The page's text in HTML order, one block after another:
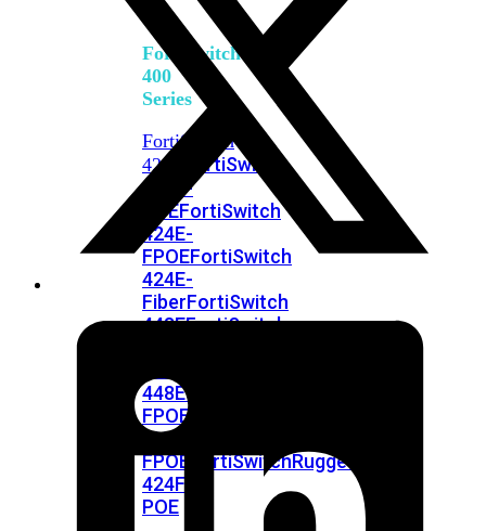
FortiSwitch
400
Series
FortiSwitch
424E
FortiSwitch
424E-
POEFortiSwitch
424E-
FPOEFortiSwitch
424E-
FiberFortiSwitch
448EFortiSwitch
448E-
FPOE
M426E-
FPOE
FortiSwitchRugged
424F-
POE